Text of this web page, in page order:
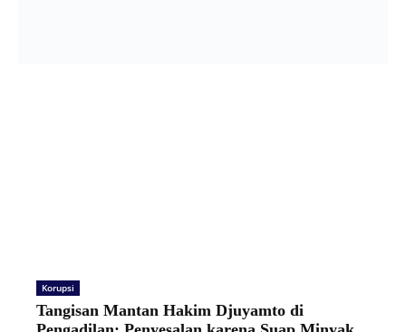
Korupsi
Tangisan Mantan Hakim Djuyamto di